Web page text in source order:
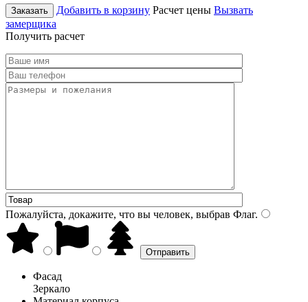
Заказать Добавить в корзину Расчет цены Вызвать
замерщика
Получить расчет
Пожалуйста, докажите, что вы человек, выбрав Флаг.
Фасад
Зеркало